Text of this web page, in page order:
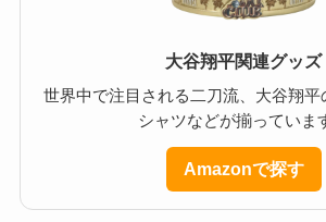
大谷翔平関連グッズ
世界中で注目される二刀流、大谷翔平
シャツなどが揃っていま
Amazonで探す